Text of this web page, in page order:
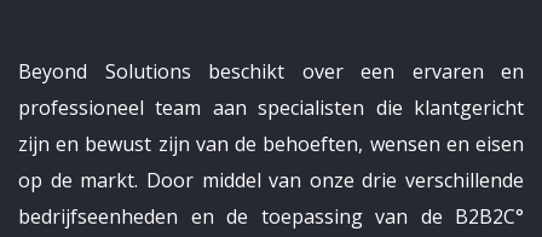
Beyond Solutions beschikt over een ervaren en
professioneel team aan specialisten die klantgericht
zijn en bewust zijn van de behoeften, wensen en eisen
op de markt. Door middel van onze drie verschillende
bedrijfseenheden en de toepassing van de B2B2C°